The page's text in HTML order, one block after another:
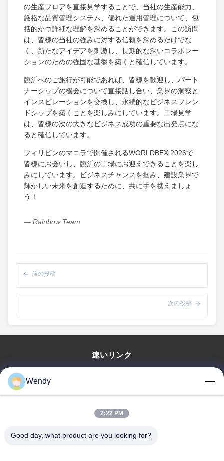
の生産フロアを直接見学することで、当社の生産能力、
厳格な品質管理システム、優れた運用管理について、包
括的かつ詳細な理解を深めることができます。この訪問
は、皆様の当社の強みに対する信頼を深めるだけでな
く、新たなアイデアを刺激し、長期的な深いコラボレー
ションのための強固な基盤を築くと確信しています。
臨沂へのご旅行が可能であれば、皆様を歓迎し、パート
ナーシップの機会について直接話し合い、業界の洞察と
インスピレーションを交換し、永続的なビジネスフレン
ドシップを築くことを楽しみにしています。工場見学
は、皆様の次の大きなビジネス成功の重要な出発点にな
ると確信しています。
フィリピンのマニラで開催されるWORLDBEX 2026で
皆様にお会いし、臨沂の工場にお迎えできることを楽し
みにしています。ビジネスチャンスを掴み、建設業界で
輝かしい未来を創造するために、共に手を携えましょ
う！
— Rainbow Team
前の投稿
次の投稿
速いリンク
VRショー
Wendy
2:22 PM
Good day, what product are you looking for?